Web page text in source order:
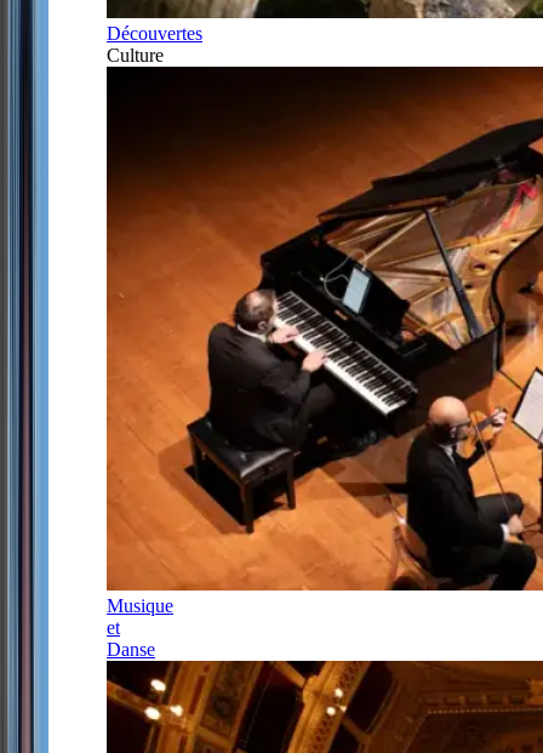
Découvertes
Culture
Musique
et
Danse